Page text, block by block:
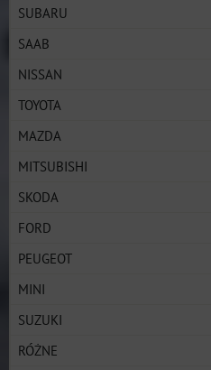
SUBARU
SAAB
NISSAN
TOYOTA
MAZDA
MITSUBISHI
SKODA
FORD
PEUGEOT
MINI
SUZUKI
RÓŻNE